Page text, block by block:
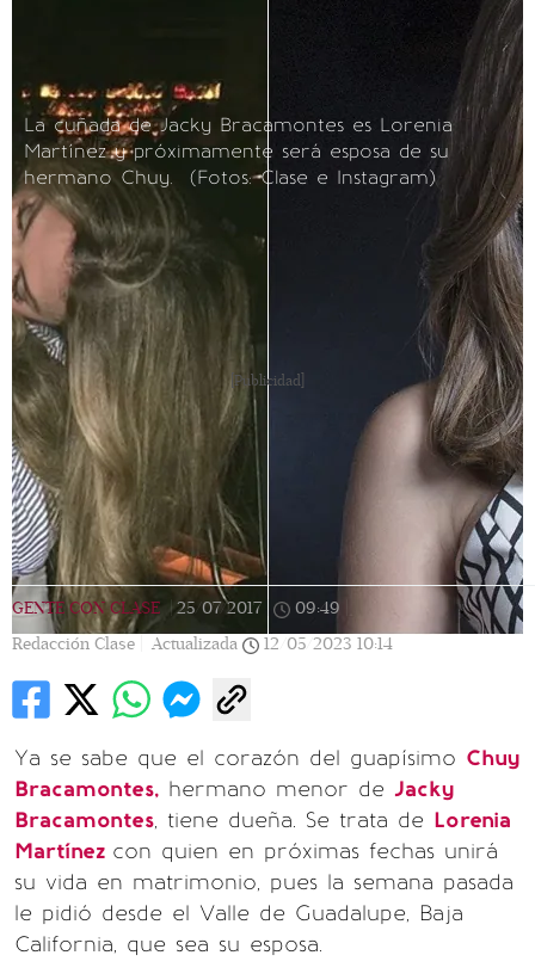
La cuñada de Jacky Bracamontes es Lorenia
Martínez y próximamente será esposa de su
hermano Chuy. (Fotos: Clase e Instagram)
[Publicidad]
GENTE CON CLASE | 25/07/2017 09:49
Redacción Clase |
Actualizada 12/05/2023 10:14
Ya se sabe que el corazón del guapísimo Chuy
Bracamontes, hermano menor de Jacky
Bracamontes, tiene dueña. Se trata de Lorenia
Martínez con quien en próximas fechas unirá
su vida en matrimonio, pues la semana pasada
le pidió desde el Valle de Guadalupe, Baja
California, que sea su esposa.